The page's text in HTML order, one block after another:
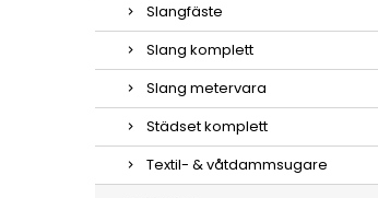
Slangfäste
Slang komplett
Slang metervara
Städset komplett
Textil- & våtdammsugare